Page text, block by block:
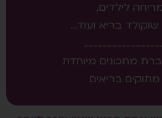
לילדים,
בריא ועוד…
מתכונים מיוחדת
בריאים